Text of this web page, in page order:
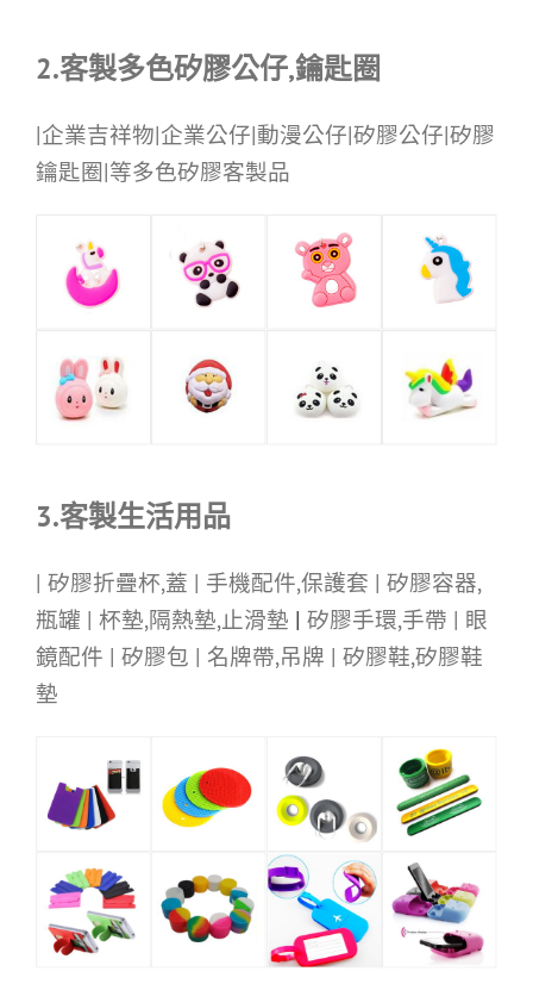
2.客製多色矽膠公仔,鑰匙圈
|企業吉祥物|企業公仔|動漫公仔|矽膠公仔|矽膠
鑰匙圈|等多色矽膠客製品
3.客製生活用品
| 矽膠折疊杯,蓋 | 手機配件,保護套 | 矽膠容器,
瓶罐 | 杯墊,隔熱墊,止滑墊 | 矽膠手環,手帶 | 眼
鏡配件 | 矽膠包 | 名牌帶,吊牌 | 矽膠鞋,矽膠鞋
墊